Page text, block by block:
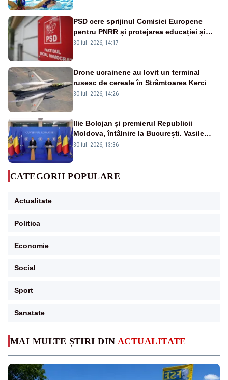
MAI MULTE ȘTIRI DIN ACTUALITATE
PSD cere sprijinul Comisiei Europene
pentru PNRR și protejarea educației și
sănătății
30 iul. 2026, 14:17
Drone ucrainene au lovit un terminal
rusesc de cereale în Strâmtoarea Kerci
30 iul. 2026, 14:26
Ilie Bolojan și premierul Republicii
Moldova, întâlnire la București. Vasile
Tofan, primit cu onoruri militare
30 iul. 2026, 13:36
CATEGORII POPULARE
Actualitate
Politica
Economie
Social
Sport
Sanatate